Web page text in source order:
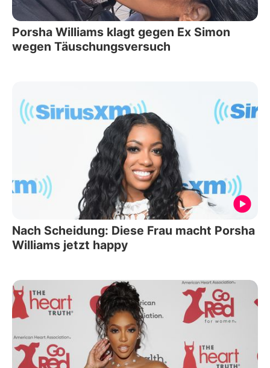
Porsha Williams klagt gegen Ex Simon
wegen Täuschungsversuch
Nach Scheidung: Diese Frau macht Porsha
Williams jetzt happy